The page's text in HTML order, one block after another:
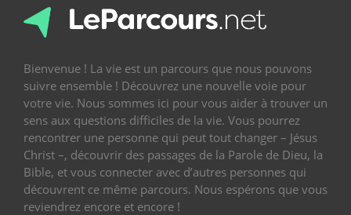
Bienvenue ! La vie est un parcours que nous pouvons
suivre ensemble ! Découvrez une nouvelle voie pour
votre vie. Nous sommes ici pour vous aider à trouver un
sens aux questions difficiles de la vie. Vous pourrez
rencontrer une personne qui peut tout changer – Jésus
Christ –, découvrir des passages de la Parole de Dieu, la
Bible, et vous connecter avec d’autres personnes qui
découvrent ce même parcours. Nous espérons que vous
reviendrez encore et encore !